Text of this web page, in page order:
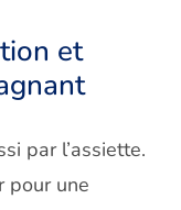
et
par l’assiette.
pour une